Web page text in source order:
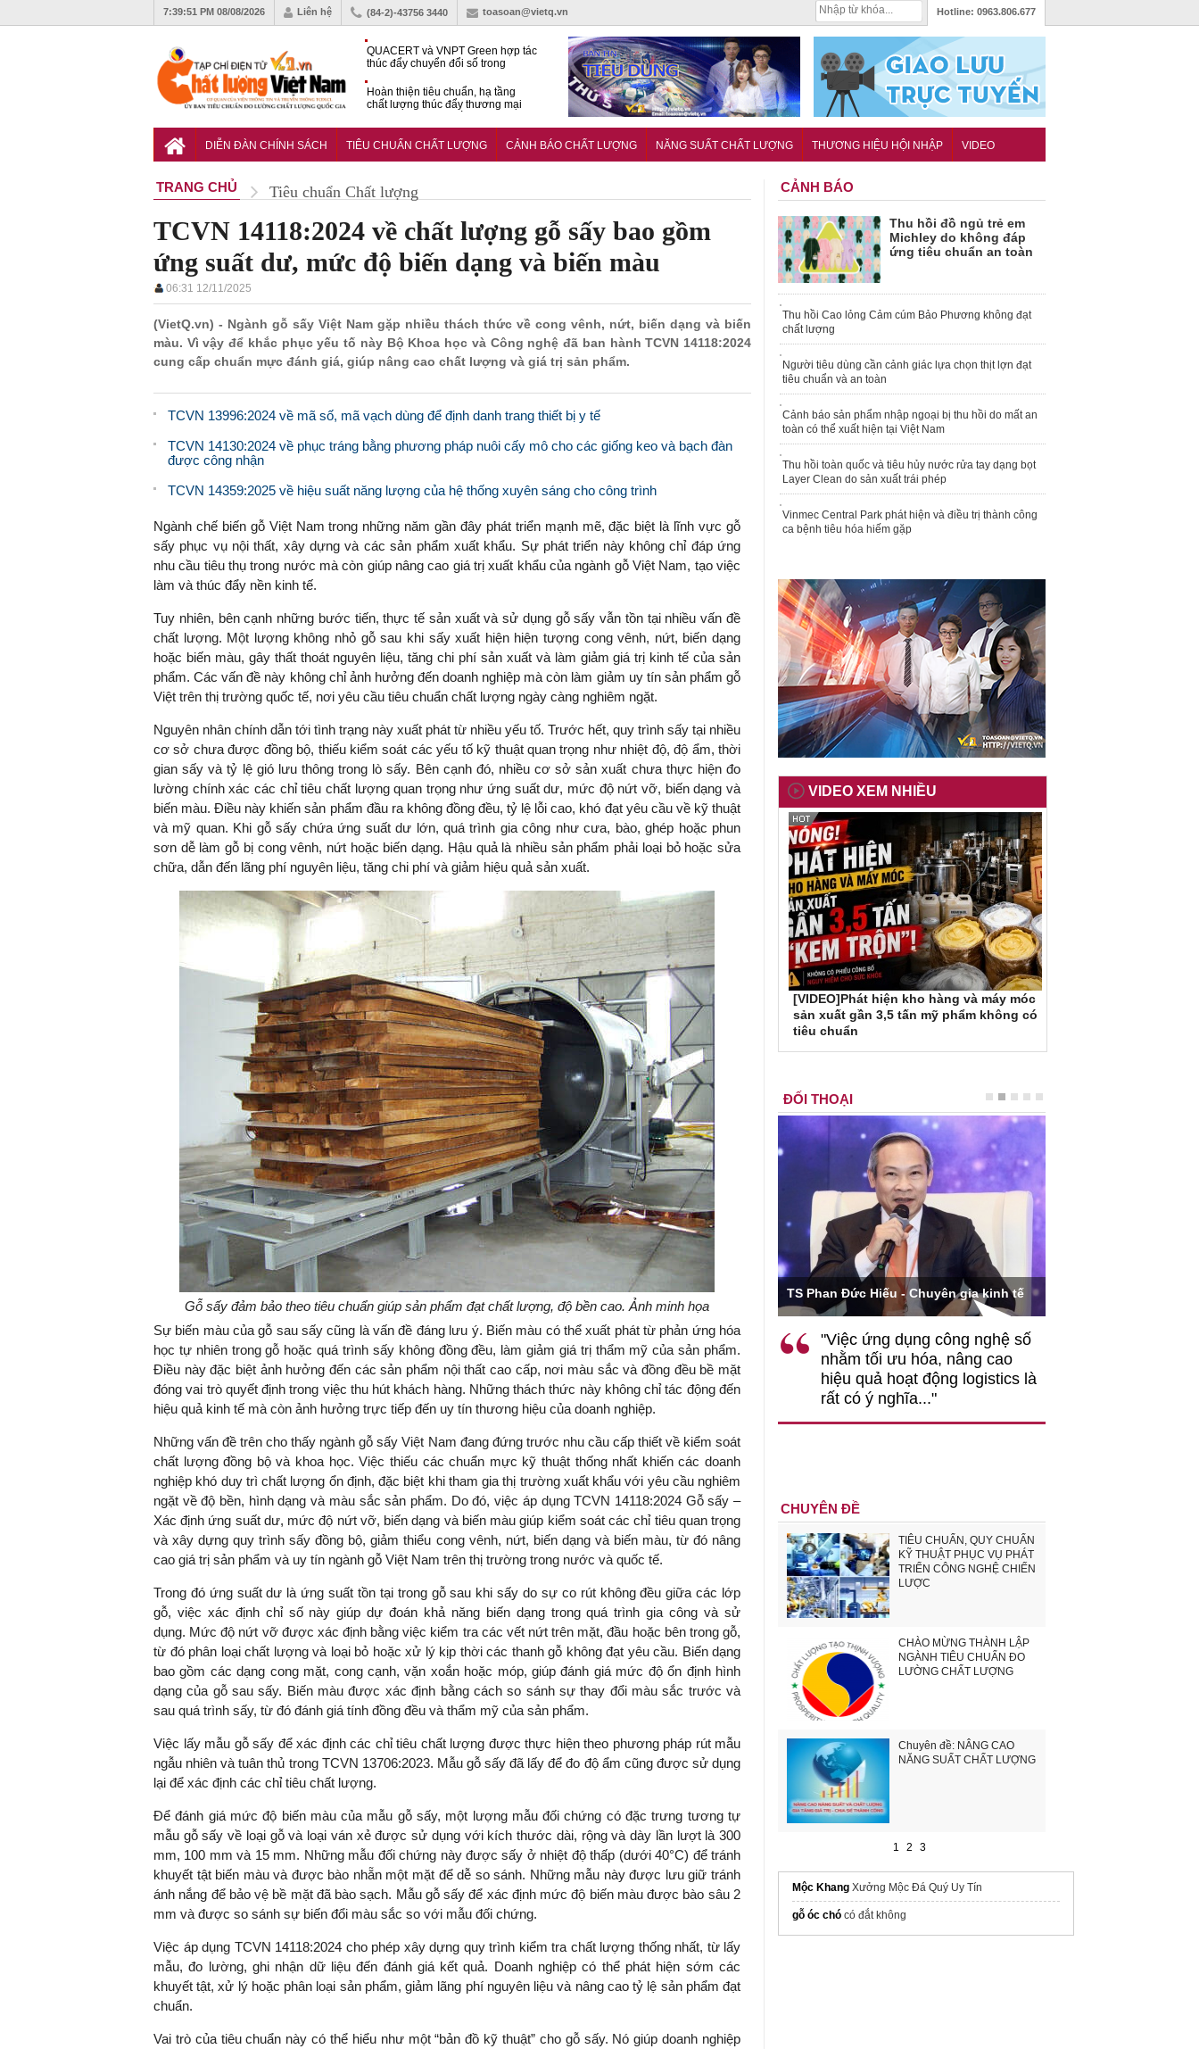
7:39:52 PM 08/08/2026 Liên hệ (84-2)-43756 3440 toasoan@vietq.vn Hotline: 0963.806.677
QUACERT và VNPT Green hợp tác
thúc đẩy chuyển đổi số trong
Hoàn thiện tiêu chuẩn, hạ tầng
chất lượng thúc đẩy thương mại
nghiền di động
DIỄN ĐÀN CHÍNH SÁCH TIÊU CHUẨN CHẤT LƯỢNG CẢNH BÁO CHẤT LƯỢNG NĂNG SUẤT CHẤT LƯỢNG THƯƠNG HIỆU HỘI NHẬP VIDEO
TRANG CHỦ Tiêu chuẩn Chất lượng
TCVN 14118:2024 về chất lượng gỗ sấy bao gồm
ứng suất dư, mức độ biến dạng và biến màu
06:31 12/11/2025
(VietQ.vn) - Ngành gỗ sấy Việt Nam gặp nhiều thách thức về cong vênh, nứt, biến dạng và biến
màu. Vì vậy để khắc phục yếu tố này Bộ Khoa học và Công nghệ đã ban hành TCVN 14118:2024
cung cấp chuẩn mực đánh giá, giúp nâng cao chất lượng và giá trị sản phẩm.
TCVN 13996:2024 về mã số, mã vạch dùng để định danh trang thiết bị y tế
TCVN 14130:2024 về phục tráng bằng phương pháp nuôi cấy mô cho các giống keo và bạch đàn
được công nhận
TCVN 14359:2025 về hiệu suất năng lượng của hệ thống xuyên sáng cho công trình
Ngành chế biến gỗ Việt Nam trong những năm gần đây phát triển mạnh mẽ, đặc biệt là lĩnh vực gỗ
sấy phục vụ nội thất, xây dựng và các sản phẩm xuất khẩu. Sự phát triển này không chỉ đáp ứng
nhu cầu tiêu thụ trong nước mà còn giúp nâng cao giá trị xuất khẩu của ngành gỗ Việt Nam, tạo việc
làm và thúc đẩy nền kinh tế.
Tuy nhiên, bên cạnh những bước tiến, thực tế sản xuất và sử dụng gỗ sấy vẫn tồn tại nhiều vấn đề
chất lượng. Một lượng không nhỏ gỗ sau khi sấy xuất hiện hiện tượng cong vênh, nứt, biến dạng
hoặc biến màu, gây thất thoát nguyên liệu, tăng chi phí sản xuất và làm giảm giá trị kinh tế của sản
phẩm. Các vấn đề này không chỉ ảnh hưởng đến doanh nghiệp mà còn làm giảm uy tín sản phẩm gỗ
Việt trên thị trường quốc tế, nơi yêu cầu tiêu chuẩn chất lượng ngày càng nghiêm ngặt.
Nguyên nhân chính dẫn tới tình trạng này xuất phát từ nhiều yếu tố. Trước hết, quy trình sấy tại nhiều
cơ sở chưa được đồng bộ, thiếu kiểm soát các yếu tố kỹ thuật quan trọng như nhiệt độ, độ ẩm, thời
gian sấy và tỷ lệ gió lưu thông trong lò sấy. Bên cạnh đó, nhiều cơ sở sản xuất chưa thực hiện đo
lường chính xác các chỉ tiêu chất lượng quan trọng như ứng suất dư, mức độ nứt vỡ, biến dạng và
biến màu. Điều này khiến sản phẩm đầu ra không đồng đều, tỷ lệ lỗi cao, khó đạt yêu cầu về kỹ thuật
và mỹ quan. Khi gỗ sấy chứa ứng suất dư lớn, quá trình gia công như cưa, bào, ghép hoặc phun
sơn dễ làm gỗ bị cong vênh, nứt hoặc biến dạng. Hậu quả là nhiều sản phẩm phải loại bỏ hoặc sửa
chữa, dẫn đến lãng phí nguyên liệu, tăng chi phí và giảm hiệu quả sản xuất.
Gỗ sấy đảm bảo theo tiêu chuẩn giúp sản phẩm đạt chất lượng, độ bền cao. Ảnh minh họa
Sự biến màu của gỗ sau sấy cũng là vấn đề đáng lưu ý. Biến màu có thể xuất phát từ phản ứng hóa
học tự nhiên trong gỗ hoặc quá trình sấy không đồng đều, làm giảm giá trị thẩm mỹ của sản phẩm.
Điều này đặc biệt ảnh hưởng đến các sản phẩm nội thất cao cấp, nơi màu sắc và đồng đều bề mặt
đóng vai trò quyết định trong việc thu hút khách hàng. Những thách thức này không chỉ tác động đến
hiệu quả kinh tế mà còn ảnh hưởng trực tiếp đến uy tín thương hiệu của doanh nghiệp.
Những vấn đề trên cho thấy ngành gỗ sấy Việt Nam đang đứng trước nhu cầu cấp thiết về kiểm soát
chất lượng đồng bộ và khoa học. Việc thiếu các chuẩn mực kỹ thuật thống nhất khiến các doanh
nghiệp khó duy trì chất lượng ổn định, đặc biệt khi tham gia thị trường xuất khẩu với yêu cầu nghiêm
ngặt về độ bền, hình dạng và màu sắc sản phẩm. Do đó, việc áp dụngTCVN 14118:2024 Gỗ sấy –
Xác định ứng suất dư, mức độ nứt vỡ, biến dạng và biến màu giúp kiểm soát các chỉ tiêu quan trọng
và xây dựng quy trình sấy đồng bộ, giảm thiểu cong vênh, nứt, biến dạng và biến màu, từ đó nâng
cao giá trị sản phẩm và uy tín ngành gỗ Việt Nam trên thị trường trong nước và quốc tế.
Trong đó ứng suất dư là ứng suất tồn tại trong gỗ sau khi sấy do sự co rút không đều giữa các lớp
gỗ, việc xác định chỉ số này giúp dự đoán khả năng biến dạng trong quá trình gia công và sử
dụng. Mức độ nứt vỡ được xác định bằng việc kiểm tra các vết nứt trên mặt, đầu hoặc bên trong gỗ,
từ đó phân loại chất lượng và loại bỏ hoặc xử lý kịp thời các thanh gỗ không đạt yêu cầu. Biến dạng
bao gồm các dạng cong mặt, cong cạnh, vặn xoắn hoặc móp, giúp đánh giá mức độ ổn định hình
dạng của gỗ sau sấy. Biến màu được xác định bằng cách so sánh sự thay đổi màu sắc trước và
sau quá trình sấy, từ đó đánh giá tính đồng đều và thẩm mỹ của sản phẩm.
Việc lấy mẫu gỗ sấy để xác định các chỉ tiêu chất lượng được thực hiện theo phương pháp rút mẫu
ngẫu nhiên và tuân thủ trong TCVN 13706:2023. Mẫu gỗ sấy đã lấy để đo độ ẩm cũng được sử dụng
lại để xác định các chỉ tiêu chất lượng.
Để đánh giá mức độ biến màu của mẫu gỗ sấy, một lượng mẫu đối chứng có đặc trưng tương tự
mẫu gỗ sấy về loại gỗ và loại ván xẻ được sử dụng với kích thước dài, rộng và dày lần lượt là 300
mm, 100 mm và 15 mm. Những mẫu đối chứng này được sấy ở nhiệt độ thấp (dưới 40°C) để tránh
khuyết tật biến màu và được bào nhẵn một mặt để dễ so sánh. Những mẫu này được lưu giữ tránh
ánh nắng để bảo vệ bề mặt đã bào sạch. Mẫu gỗ sấy để xác định mức độ biến màu được bào sâu 2
mm và được so sánh sự biến đổi màu sắc so với mẫu đối chứng.
Việc áp dụng TCVN 14118:2024 cho phép xây dựng quy trình kiểm tra chất lượng thống nhất, từ lấy
mẫu, đo lường, ghi nhận dữ liệu đến đánh giá kết quả. Doanh nghiệp có thể phát hiện sớm các
khuyết tật, xử lý hoặc phân loại sản phẩm, giảm lãng phí nguyên liệu và nâng cao tỷ lệ sản phẩm đạt
chuẩn.
Vai trò của tiêu chuẩn này có thể hiểu như một “bản đồ kỹ thuật” cho gỗ sấy. Nó giúp doanh nghiệp
CẢNH BÁO
Thu hồi đồ ngủ trẻ em
Michley do không đáp
ứng tiêu chuẩn an toàn
Thu hồi Cao lỏng Cảm cúm Bảo Phương không đạt
chất lượng
Người tiêu dùng cần cảnh giác lựa chọn thịt lợn đạt
tiêu chuẩn và an toàn
Cảnh báo sản phẩm nhập ngoại bị thu hồi do mất an
toàn có thể xuất hiện tại Việt Nam
Thu hồi toàn quốc và tiêu hủy nước rửa tay dạng bọt
Layer Clean do sản xuất trái phép
Vinmec Central Park phát hiện và điều trị thành công
ca bệnh tiêu hóa hiếm gặp
VIDEO XEM NHIỀU
[VIDEO]Phát hiện kho hàng và máy móc
sản xuất gần 3,5 tấn mỹ phẩm không có
tiêu chuẩn
ĐỐI THOẠI
TS. Nguyễn Đức Độ - Phó Viện trưởng
Viện Kinh tế Tài chính
"Có rất nhiều việc phải làm
ngay từ bây giờ và trên thực tế
đang được tiến hành như tăng
đầu tư cho khoa học công
nghệ; ban hành các cơ chế
khuyến khích đổi mới sáng tạo,
khởi nghiệp..."
Việc sử dụng hiệu quả chính
sách tài khóa không chỉ mang ý
nghĩa hỗ trợ ngắn hạn mà còn
đóng vai trò tạo nền tảng cho
tăng trưởng bền vững dài hạn.
TS Phan Đức Hiếu - Chuyên gia kinh tế
"Việc ứng dụng công nghệ số
nhằm tối ưu hóa, nâng cao
hiệu quả hoạt động logistics là
rất có ý nghĩa..."
CHUYÊN ĐỀ
TIÊU CHUẨN, QUY CHUẨN
KỸ THUẬT PHỤC VỤ PHÁT
TRIỂN CÔNG NGHỆ CHIẾN
LƯỢC
CHÀO MỪNG THÀNH LẬP
NGÀNH TIÊU CHUẨN ĐO
LƯỜNG CHẤT LƯỢNG
Chuyên đề: NÂNG CAO
NĂNG SUẤT CHẤT LƯỢNG
1 2 3
Mộc Khang Xưởng Mộc Đá Quý Uy Tín
gỗ óc chó có đắt không